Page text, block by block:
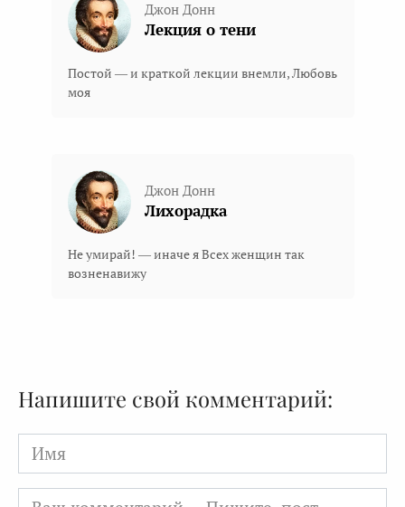
Джон Донн
Лекция о тени
Постой — и краткой лекции внемли, Любовь
моя
Джон Донн
Лихорадка
Не умирай! — иначе я Всех женщин так
возненавижу
Напишите свой комментарий:
Имя